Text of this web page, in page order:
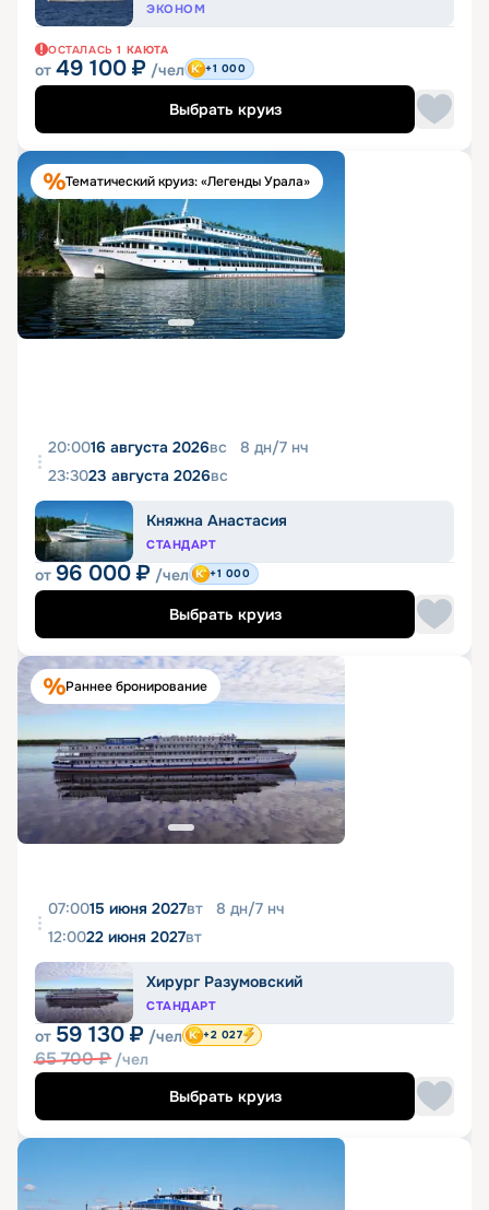
ЭКОНОМ
ОСТАЛАСЬ 1 КАЮТА
от 49 100 ₽ /чел +1 000
Выбрать круиз
Тематический круиз: «Легенды Урала»
20:0016 августа 2026вс 8 дн/7 нч
23:3023 августа 2026вс
Княжна Анастасия
СТАНДАРТ
от 96 000 ₽ /чел +1 000
Выбрать круиз
Раннее бронирование
07:0015 июня 2027вт 8 дн/7 нч
12:0022 июня 2027вт
Хирург Разумовский
СТАНДАРТ
от 59 130 ₽ /чел
65 700₽ /чел
+2 027
Выбрать круиз